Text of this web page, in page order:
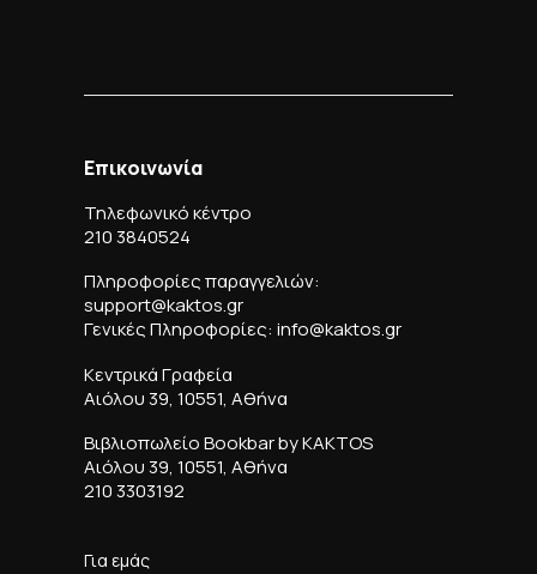
Επικοινωνία
Τηλεφωνικό κέντρο
210 3840524
Πληροφορίες παραγγελιών:
support@kaktos.gr
Γενικές Πληροφορίες: info@kaktos.gr
Κεντρικά Γραφεία
Αιόλου 39, 10551, Αθήνα
Βιβλιοπωλείο Bookbar by KAKTOS
Αιόλου 39, 10551, Αθήνα
210 3303192
Για εμάς